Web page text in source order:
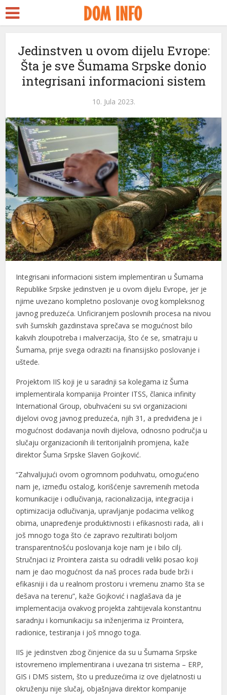
Jedinstven u ovom dijelu Evrope:
Šta je sve Šumama Srpske donio
integrisani informacioni sistem
10. Jula 2023.
Integrisani informacioni sistem implementiran u Šumama
Republike Srpske jedinstven je u ovom dijelu Evrope, jer je
njime uvezano kompletno poslovanje ovog kompleksnog
javnog preduzeća. Unficiranjem poslovnih procesa na nivou
svih šumskih gazdinstava sprečava se mogućnost bilo
kakvih zloupotreba i malverzacija, što će se, smatraju u
Šumama, prije svega odraziti na finansijsko poslovanje i
uštede.
Projektom IIS koji je u saradnji sa kolegama iz Šuma
implementirala kompanija Prointer ITSS, članica infinity
International Group, obuhvaćeni su svi organizacioni
dijelovi ovog javnog preduzeća, njih 31, a predviđena je i
mogućnost dodavanja novih dijelova, odnosno područja u
slučaju organizacionih ili teritorijalnih promjena, kaže
direktor Šuma Srpske Slaven Gojković.
“Zahvaljujući ovom ogromnom poduhvatu, omogućeno
nam je, između ostalog, korišćenje savremenih metoda
komunikacije i odlučivanja, racionalizacija, integracija i
optimizacija odlučivanja, upravljanje podacima velikog
obima, unapređenje produktivnosti i efikasnosti rada, ali i
još mnogo toga što će zapravo rezultirati boljom
transparentnošću poslovanja koje nam je i bilo cilj.
Stručnjaci iz Prointera zaista su odradili veliki posao koji
nam je dao mogućnost da naš proces rada bude brži i
efikasniji i da u realnom prostoru i vremenu znamo šta se
dešava na terenu”, kaže Gojković i naglašava da je
implementacija ovakvog projekta zahtijevala konstantnu
saradnju i komunikaciju sa inženjerima iz Prointera,
radionice, testiranja i još mnogo toga.
IIS je jedinstven zbog činjenice da su u Šumama Srpske
istovremeno implementirana i uvezana tri sistema – ERP,
GIS i DMS sistem, što u preduzećima iz ove djelatnosti u
okruženju nije slučaj, objašnjava direktor kompanije